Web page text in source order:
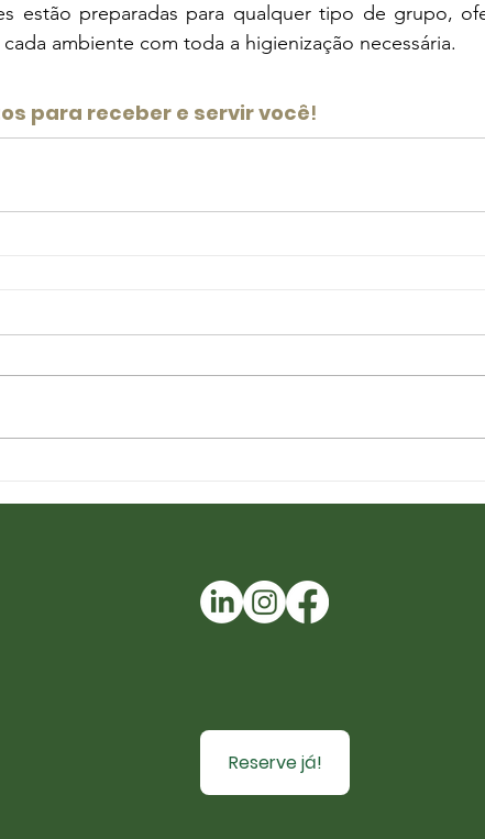
estão preparadas para qualquer tipo de grupo,
ambiente com toda a higienização necessária.
para receber e servir você!
Reserve já!